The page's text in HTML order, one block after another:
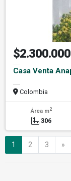
Casa Venta
Colombia
Área m2
306
1 2 3 »